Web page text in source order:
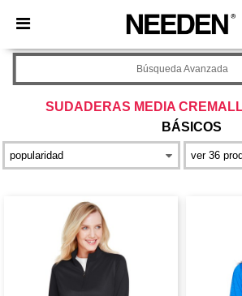
× App de Needen
¡Mejores precios en app!
SUDADERAS MEDIA
BÁSICOS
Búsqueda Avanzada